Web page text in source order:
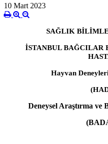
10 Mart 2023
SAĞLIK
İSTANBUL BAĞCILAR
Hayvan
Deneysel Araştırma ve